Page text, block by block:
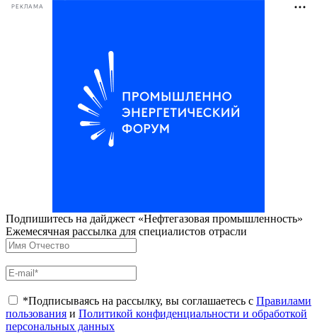
РЕКЛАМА
Подпишитесь на дайджест «Нефтегазовая промышленность»
Ежемесячная рассылка для специалистов отрасли
*Подписываясь на рассылку, вы соглашаетесь с Правилами
пользования и Политикой конфиденциальности и обработкой
персональных данных